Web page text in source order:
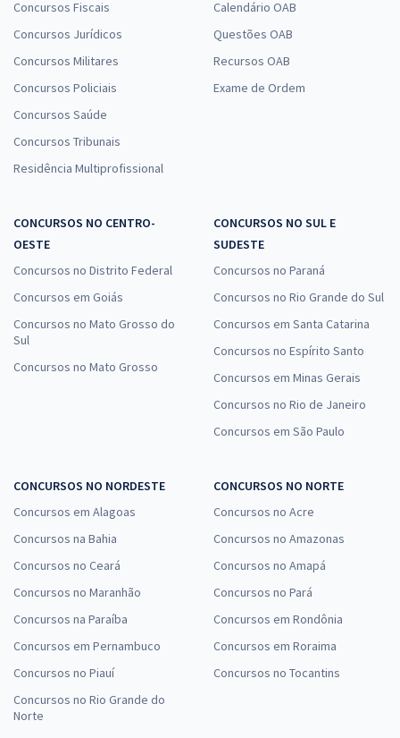
Prefeitura de Bela Vista de Goiás - GO - Conhecimentos Específicos
Para o Cargo Psicólogo com a Equipe Gran
Concursos Fiscais
Concursos Jurídicos
Concursos Militares
Concursos Policiais
Concursos Saúde
Concursos Tribunais
Residência Multiprofissional
Calendário OAB
Questões OAB
Recursos OAB
Exame de Ordem
CONCURSOS NO CENTRO-
OESTE
Concursos no Distrito Federal
Concursos em Goiás
Concursos no Mato Grosso do
Sul
Concursos no Mato Grosso
CONCURSOS NO SUL E
SUDESTE
Concursos no Paraná
Concursos no Rio Grande do Sul
Concursos em Santa Catarina
Concursos no Espírito Santo
Concursos em Minas Gerais
Concursos no Rio de Janeiro
Concursos em São Paulo
CONCURSOS NO NORDESTE
Concursos em Alagoas
Concursos na Bahia
Concursos no Ceará
Concursos no Maranhão
Concursos na Paraíba
Concursos em Pernambuco
Concursos no Piauí
Concursos no Rio Grande do
Norte
CONCURSOS NO NORTE
Concursos no Acre
Concursos no Amazonas
Concursos no Amapá
Concursos no Pará
Concursos em Rondônia
Concursos em Roraima
Concursos no Tocantins